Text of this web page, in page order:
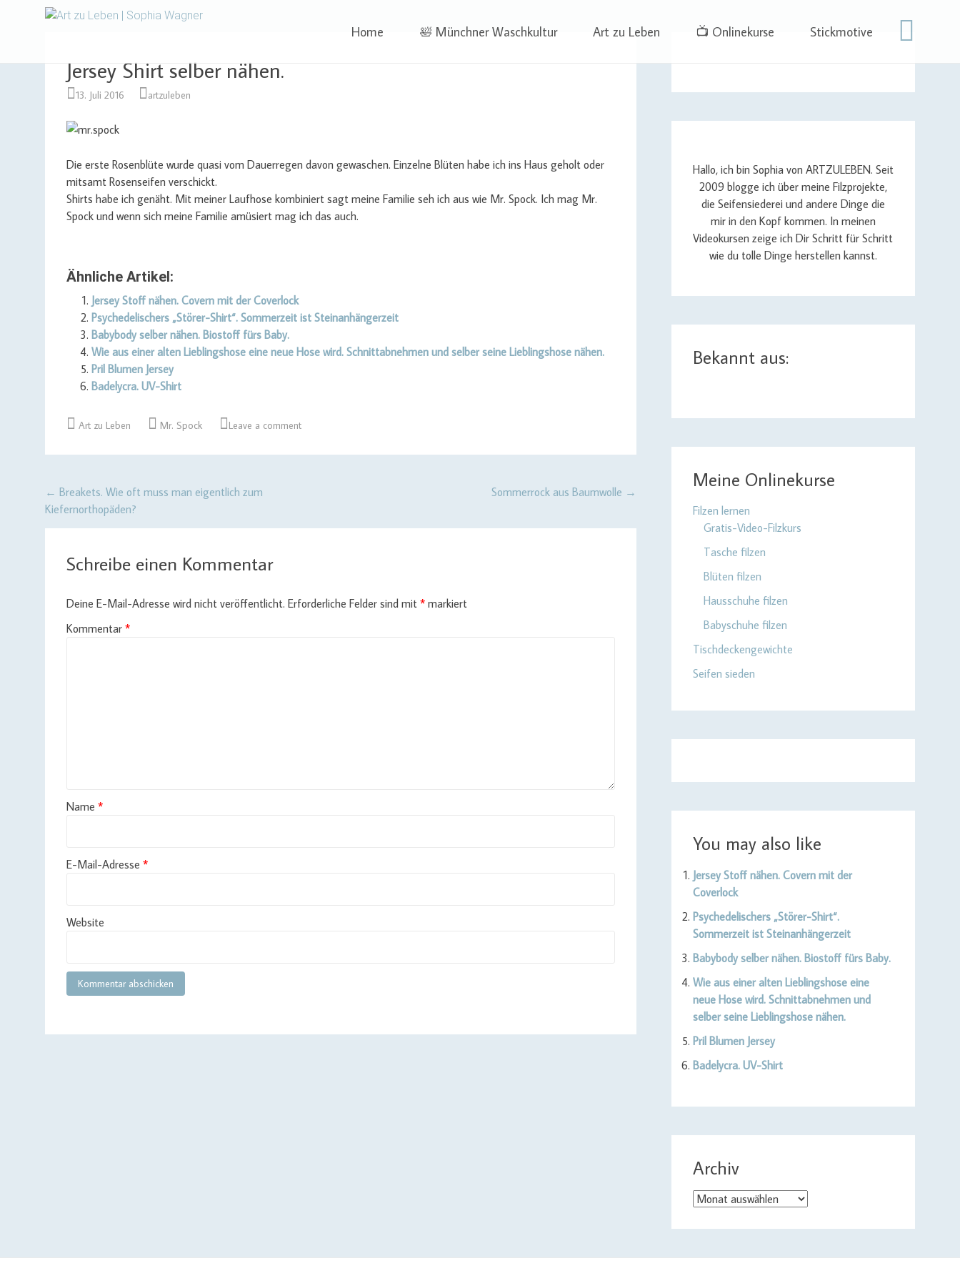
Art zu Leben | Sophia Wagner
to
Home 🛀 Münchner Waschkultur Art zu Leben 📺 Onlinekurse Stickmotive
Jersey Shirt selber nähen.
13. Juli 2016 artzuleben
Die erste Rosenblüte wurde quasi vom Dauerregen davon gewaschen. Einzelne Blüten habe ich ins Haus geholt oder
mitsamt Rosenseifen verschickt.
Shirts habe ich genäht. Mit meiner Laufhose kombiniert sagt meine Familie seh ich aus wie Mr. Spock. Ich mag Mr.
Spock und wenn sich meine Familie amüsiert mag ich das auch.
Ähnliche Artikel:
Jersey Stoff nähen. Covern mit der Coverlock
Psychedelischers „Störer-Shirt“. Sommerzeit ist Steinanhängerzeit
Babybody selber nähen. Biostoff fürs Baby.
Wie aus einer alten Lieblingshose eine neue Hose wird. Schnittabnehmen und selber seine Lieblingshose nähen.
Pril Blumen Jersey
Badelycra. UV-Shirt
Art zu Leben Mr. Spock Leave a comment
Post
navigation
← Breakets. Wie oft muss man eigentlich zum
Kiefernorthopäden?
Sommerrock aus Baumwolle →
Schreibe einen Kommentar
Deine E-Mail-Adresse wird nicht veröffentlicht. Erforderliche Felder sind mit * markiert
Kommentar *
Name *
E-Mail-Adresse *
Website
Hallo, ich bin Sophia von ARTZULEBEN. Seit
2009 blogge ich über meine Filzprojekte,
die Seifensiederei und andere Dinge die
mir in den Kopf kommen. In meinen
Videokursen zeige ich Dir Schritt für Schritt
wie du tolle Dinge herstellen kannst.
Bekannt aus:
Meine Onlinekurse
Filzen lernen
Gratis-Video-Filzkurs
Tasche filzen
Blüten filzen
Hausschuhe filzen
Babyschuhe filzen
Tischdeckengewichte
Seifen sieden
You may also like
Jersey Stoff nähen. Covern mit der
Coverlock
Psychedelischers „Störer-Shirt“.
Sommerzeit ist Steinanhängerzeit
Babybody selber nähen. Biostoff fürs Baby.
Wie aus einer alten Lieblingshose eine
neue Hose wird. Schnittabnehmen und
selber seine Lieblingshose nähen.
Pril Blumen Jersey
Badelycra. UV-Shirt
Archiv
Archiv